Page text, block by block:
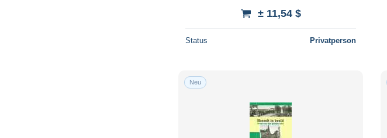
± 11,54 $
Status Privatperson
Neu